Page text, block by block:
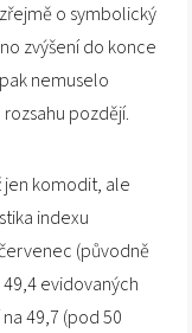
o symbolický
zvýšení do konce
nemuselo
pozdějí.
jen komodit, ale
indexu
červenec (původně
49,4 evidovaných
49,7 (pod 50